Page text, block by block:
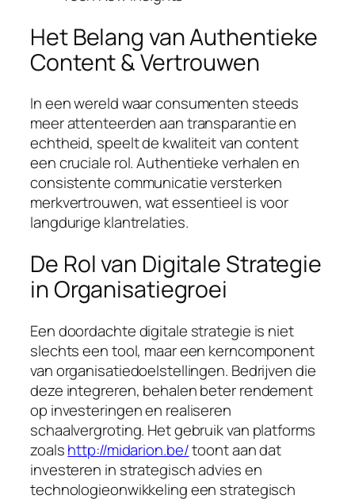
Het Belang van Authentieke
Content & Vertrouwen
In een wereld waar consumenten steeds
meer attenteerden aan transparantie en
echtheid, speelt de kwaliteit van content
een cruciale rol. Authentieke verhalen en
consistente communicatie versterken
merkvertrouwen, wat essentieel is voor
langdurige klantrelaties.
De Rol van Digitale Strategie
in Organisatiegroei
Een doordachte digitale strategie is niet
slechts een tool, maar een kerncomponent
van organisatiedoelstellingen. Bedrijven die
deze integreren, behalen beter rendement
op investeringen en realiseren
schaalvergroting. Het gebruik van platforms
zoalshttp://midarion.be/toont aan dat
investeren in strategisch advies en
technologieonwikkeling een strategisch